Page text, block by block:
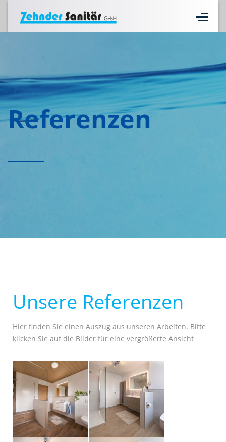
Referenzen
Unsere Referenzen
Hier finden Sie einen Auszug aus unseren Arbeiten. Bitte
klicken Sie auf die Bilder für eine vergrößerte Ansicht